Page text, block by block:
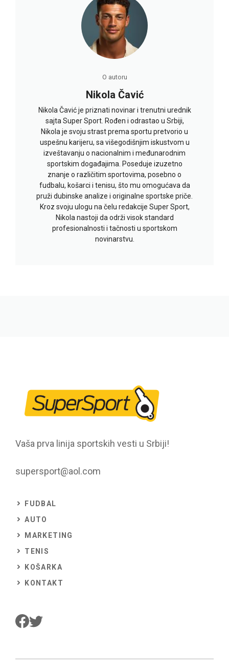
O autoru
Nikola Čavić
Nikola Čavić je priznati novinar i trenutni urednik
sajta Super Sport. Rođen i odrastao u Srbiji,
Nikola je svoju strast prema sportu pretvorio u
uspešnu karijeru, sa višegodišnjim iskustvom u
izveštavanju o nacionalnim i međunarodnim
sportskim događajima. Poseduje izuzetno
znanje o različitim sportovima, posebno o
fudbalu, košarci i tenisu, što mu omogućava da
pruži dubinske analize i originalne sportske priče.
Kroz svoju ulogu na čelu redakcije Super Sport,
Nikola nastoji da održi visok standard
profesionalnosti i tačnosti u sportskom
novinarstvu.
Vaša prva linija sportskih vesti u Srbiji!
supersport@aol.com
FUDBAL
AUTO
MARKETING
TENIS
KOŠARKA
KONTAKT